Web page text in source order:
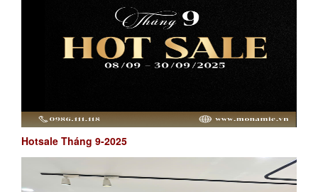
Hotsale Tháng 9-2025